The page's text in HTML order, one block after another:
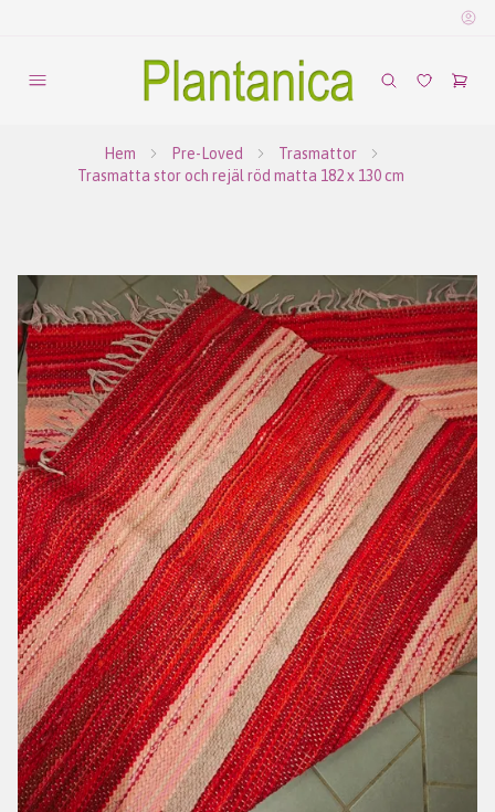
Hem Pre-Loved
Trasmattor
Trasmatta stor och rejäl röd matta 182 x 130 cm